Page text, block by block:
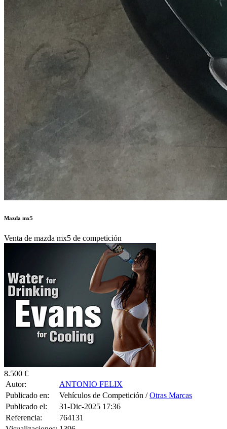
Mazda mx5
Venta de mazda mx5 de competición
8.500 €
Autor:
ANTONIO FELIX
Publicado en:
Vehículos de Competición /Otras Marcas
Publicado el:
31-Dic-2025 17:36
Referencia:
764131